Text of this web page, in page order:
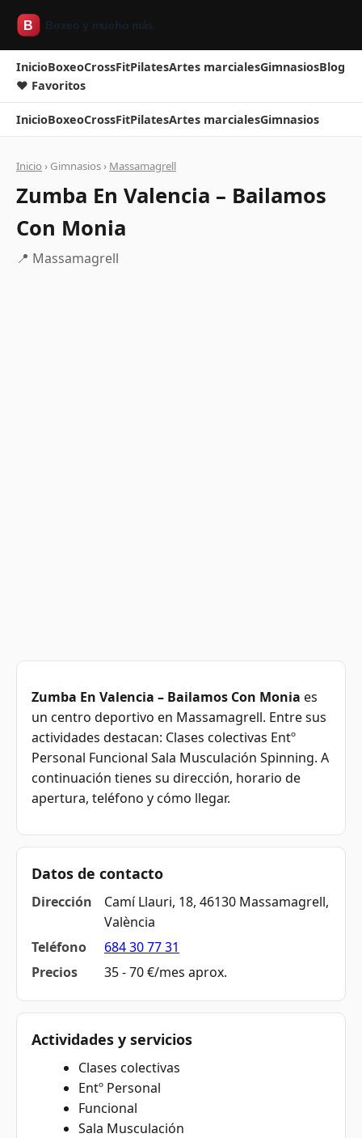
InicioBoxeoCrossFitPilatesArtes marcialesGimnasiosBlog
❤ Favoritos
InicioBoxeoCrossFitPilatesArtes marcialesGimnasios
Inicio › Gimnasios › Massamagrell
Zumba En Valencia – Bailamos
Con Monia
📍 Massamagrell
Zumba En Valencia – Bailamos Con Monia es
un centro deportivo en Massamagrell. Entre sus
actividades destacan: Clases colectivas Entº
Personal Funcional Sala Musculación Spinning. A
continuación tienes su dirección, horario de
apertura, teléfono y cómo llegar.
Datos de contacto
Dirección
Camí Llauri, 18, 46130 Massamagrell,
València
Teléfono
684 30 77 31
Precios
35 - 70 €/mes aprox.
Actividades y servicios
Clases colectivas
Entº Personal
Funcional
Sala Musculación